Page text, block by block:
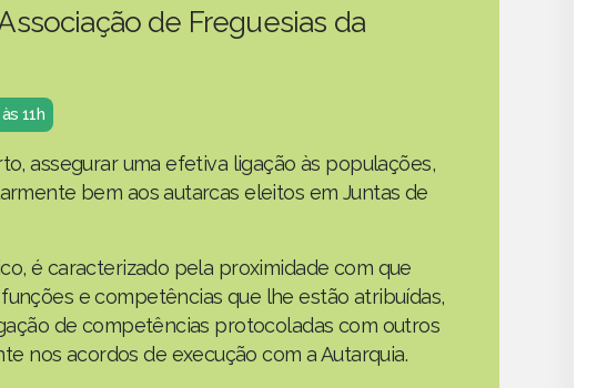
de Freguesias da
11h
assegurar uma efetiva ligação às populações,
bem aos autarcas eleitos em Juntas de
é caracterizado pela proximidade com que
e competências que lhe estão atribuídas,
de competências protocoladas com outros
nos acordos de execução com a Autarquia.